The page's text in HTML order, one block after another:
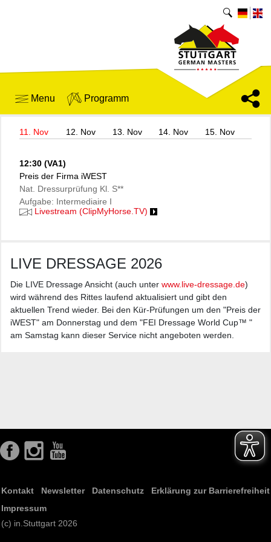
Menu Programm
11. Nov 12. Nov 13. Nov 14. Nov 15. Nov
12:30 (VA1)
Preis der Firma iWEST
Nat. Dressurprüfung Kl. S**
Aufgabe: Intermediaire I
Livestream (ClipMyHorse.TV)
LIVE DRESSAGE 2026
Die LIVE Dressage Ansicht (auch unter www.live-dressage.de)
wird während des Rittes laufend aktualisiert und gibt den
aktuellen Trend wieder. Bei den Kür-Prüfungen um den "Preis der
iWEST" am Donnerstag und dem "FEI Dressage World Cup™ "
am Samstag kann dieser Service nicht angeboten werden.
Kontakt Newsletter Datenschutz
Erklärung zur Barrierefreiheit
Impressum
(c) in.Stuttgart 2026